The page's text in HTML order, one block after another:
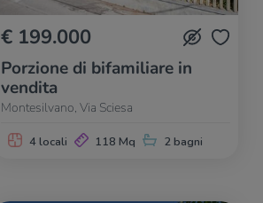
€ 199.000
Porzione di bifamiliare in
vendita
Montesilvano, Via Sciesa
4 locali 118 Mq 2 bagni